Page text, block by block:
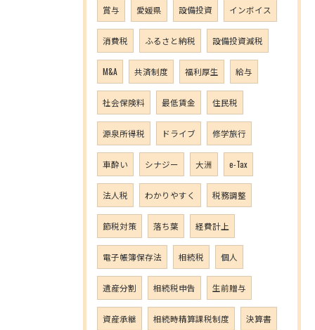
賞与 愛媛県 設備投資 インボイス
消費税 ふるさと納税 設備投資減税
M&A 共済制度 福利厚生 給与
社会保険料 最低賃金 住民税
源泉所得税 ドライブ 修学旅行
車酔い シナジー 大洲 e-Tax
法人税 わかりやすく 税務調整
節税対策 落ち葉 経費計上
電子帳簿保存法 相続税 個人
遺産分割 相続税申告 生前贈与
資産承継 相続時精算課税制度 決算書